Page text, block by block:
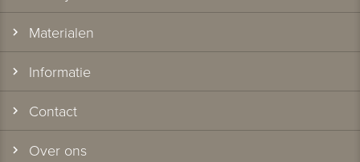
Materialen
Informatie
Contact
Over ons